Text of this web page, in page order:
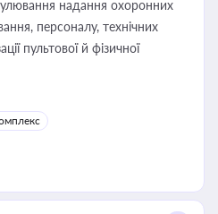
надання охоронних
персоналу, технічних
пультової й фізичної